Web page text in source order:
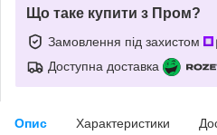
Що таке купити з Пром?
Замовлення під захистом
Доступна доставка
Опис Характеристики